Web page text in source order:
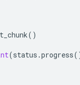
()
(status .progress